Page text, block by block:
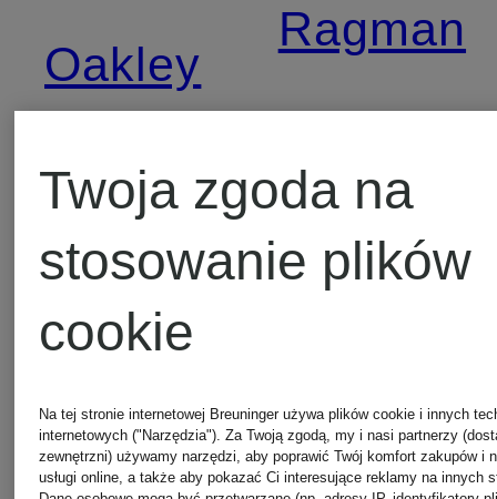
Oakley
Off-
White
Officine
Creative
Ragman
Reiss
Rough
Twoja zgoda na
stosowanie plików
cookie
Na tej stronie internetowej Breuninger używa plików cookie i innych
internetowych ("Narzędzia"). Za Twoją zgodą, my i nasi partnerzy
zewnętrzni) używamy narzędzi, aby poprawić Twój komfort zakupów i
usługi online, a także aby pokazać Ci interesujące reklamy na innych